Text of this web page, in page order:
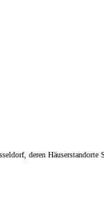
deren Häuserstandorte